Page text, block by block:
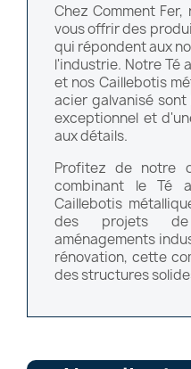
Chez Comment
vous offrir des
qui répondent aux
l'industrie. Notre Té
et nos Caillebotis
acier galvanisé
exceptionnel et
aux détails.
Profitez de notre
combinant le Té
Caillebotis
des projets de
aménagements
rénovation, cette
des structures